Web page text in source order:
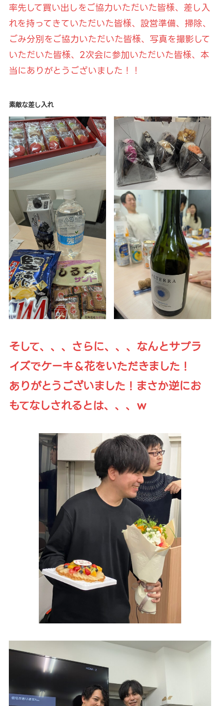
率先して買い出しをご協力いただいた皆様、差し入
れを持ってきていただいた皆様、設営準備、掃除、
ごみ分別をご協力いただいた皆様、写真を撮影して
いただいた皆様、2次会に参加いただいた皆様、本
当にありがとうございました！！
素敵な差し入れ
そして、、、さらに、、、なんとサプラ
イズでケーキ＆花をいただきました！
ありがとうございました！まさか逆にお
もてなしされるとは、、、ｗ